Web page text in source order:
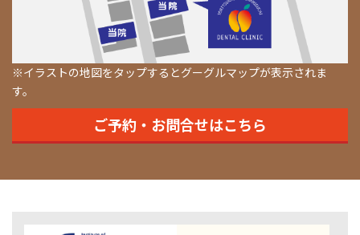
※イラストの地図をタップするとグーグルマップが表示されま
す。
ご予約・お問合せはこちら